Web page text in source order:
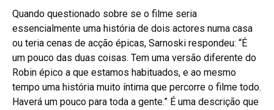
Quando questionado sobre se o filme seria
essencialmente uma história de dois actores numa casa
ou teria cenas de acção épicas, Sarnoski respondeu: “É
um pouco das duas coisas. Tem uma versão diferente do
Robin épico a que estamos habituados, e ao mesmo
tempo uma história muito íntima que percorre o filme todo.
Haverá um pouco para toda a gente.” É uma descrição que